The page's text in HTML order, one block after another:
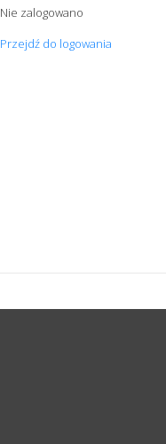
Nie zalogowano
Przejdź do logowania